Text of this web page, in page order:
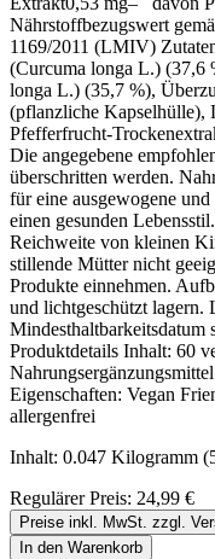
Nährstoffbezugswert
1169/2011 (LMIV)
(Curcuma longa L.) (37,6
longa L.) (35,7 %),
(pflanzliche Kapselhülle),
Pfefferfrucht-
Die angegebene
überschritten werden.
für eine ausgewogene
einen gesunden
Reichweite von kleinen
stillende Mütter nicht
Produkte einnehmen.
und lichtgeschützt lagern.
Mindesthaltbarkeitsdatum
Produktdetails Inhalt: 60
Eigenschaften: Vegan
allergenfrei
Inhalt: 0.047 Kilogramm
Regulärer Preis: 24,99 €
Preise inkl. MwSt. zzgl.
In den Warenkorb